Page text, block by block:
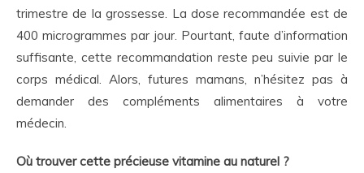
trimestre de la grossesse. La dose recommandée est de
400 microgrammes par jour. Pourtant, faute d’information
suffisante, cette recommandation reste peu suivie par le
corps médical. Alors, futures mamans, n’hésitez pas à
demander des compléments alimentaires à votre
médecin.
Où trouver cette précieuse vitamine au naturel ?